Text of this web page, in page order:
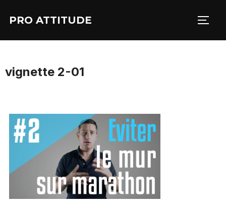
PRO ATTITUDE
vignette 2-01